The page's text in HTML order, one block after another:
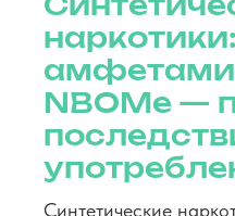
наркотики:
NBOMe —
Синтетические